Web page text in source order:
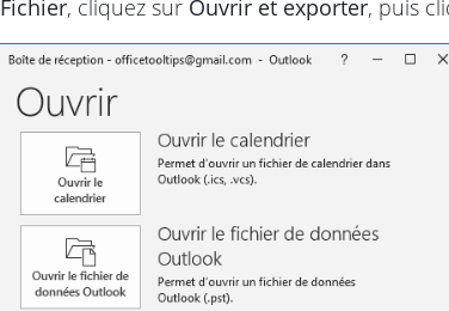
Fichier, cliquez sur Ouvrir et exporter, puis